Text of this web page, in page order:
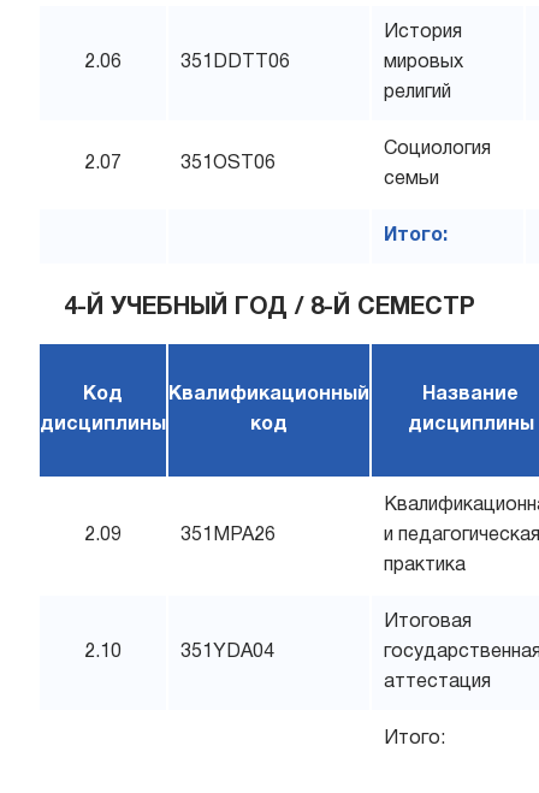
2.06 351DDTT06
История
мировых
религий
2.07 351OST06
Социология
семьи
Итого:
4-Й УЧЕБНЫЙ ГОД / 8-Й СЕМЕСТР
Код
дисциплины
Квалификационный
код
Название
дисциплины
2.09 351MPA26
и
практика
2.10 351YDA04
Итоговая
аттестация
Итого: